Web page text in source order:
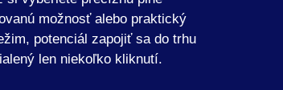
možnosť alebo praktický
potenciál zapojiť sa do trhu
len niekoľko kliknutí.